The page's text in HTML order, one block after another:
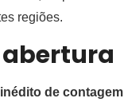
regiões.
de